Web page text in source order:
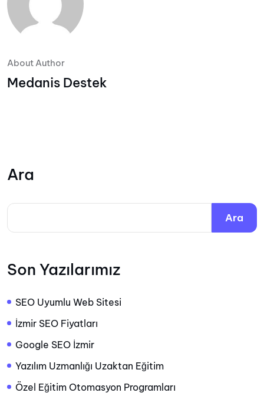
About Author
Medanis Destek
Ara
Ara
Son Yazılarımız
SEO Uyumlu Web Sitesi
İzmir SEO Fiyatları
Google SEO İzmir
Yazılım Uzmanlığı Uzaktan Eğitim
Özel Eğitim Otomasyon Programları